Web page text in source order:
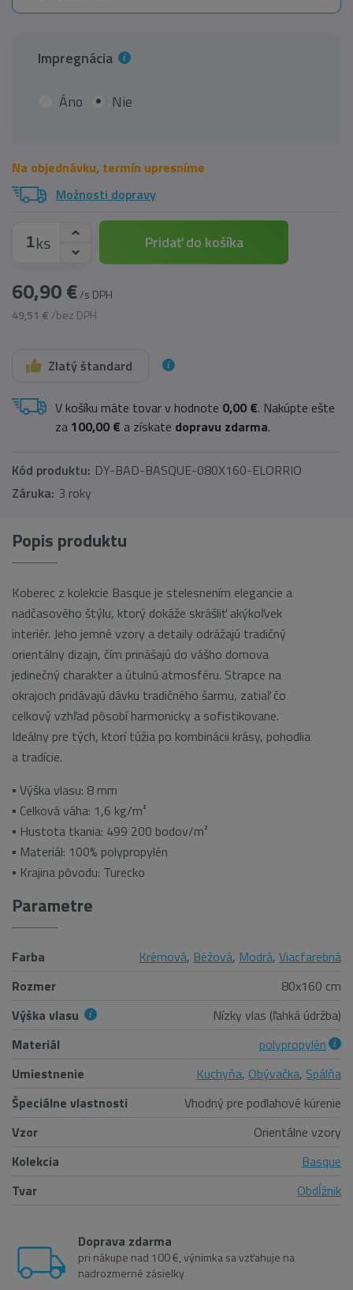
Impregnácia
Áno Nie
Na objednávku, termín upresníme
Možnosti dopravy
ks
60,90 €/s DPH
49,51 € /bez DPH
Pridať do košíka
Zlatý štandard
V košíku máte tovar v hodnote 0,00 €. Nakúpte ešte
za 100,00 € a získate dopravu zdarma.
Kód produktu: DY-BAD-BASQUE-080X160-ELORRIO
Záruka: 3 roky
Popis produktu
Koberec z kolekcie Basque je stelesnením elegancie a
nadčasového štýlu, ktorý dokáže skrášliť akýkoľvek
interiér. Jeho jemné vzory a detaily odrážajú tradičný
orientálny dizajn, čím prinášajú do vášho domova
jedinečný charakter a útulnú atmosféru. Strapce na
okrajoch pridávajú dávku tradičného šarmu, zatiaľ čo
celkový vzhľad pôsobí harmonicky a sofistikovane.
Ideálny pre tých, ktorí túžia po kombinácii krásy, pohodlia
a tradície.
▪ Výška vlasu: 8 mm
▪ Celková váha: 1,6 kg/m²
▪ Hustota tkania: 499 200 bodov/m²
▪ Materiál: 100% polypropylén
▪ Krajina pôvodu: Turecko
Parametre
Farba Krémová, Béžová, Modrá, Viacfarebná
Rozmer
80x160 cm
Výška vlasu
Nízky vlas (ľahká údržba)
Materiál
polypropylén
Umiestnenie
Kuchyňa, Obývačka, Spálňa
Špeciálne vlastnosti
Vhodný pre podlahové kúrenie
Vzor
Orientálne vzory
Kolekcia
Basque
Tvar
Obdĺžnik
Doprava zdarma
pri nákupe nad 100 €, výnimka sa vzťahuje na
nadrozmerné zásielky